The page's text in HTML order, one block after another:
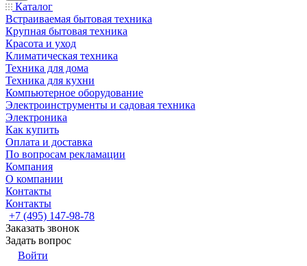
Каталог
Встраиваемая бытовая техника
Крупная бытовая техника
Красота и уход
Климатическая техника
Техника для дома
Техника для кухни
Компьютерное оборудование
Электроинструменты и садовая техника
Электроника
Как купить
Оплата и доставка
По вопросам рекламации
Компания
О компании
Контакты
Контакты
+7 (495) 147-98-78
Заказать звонок
Задать вопрос
Войти